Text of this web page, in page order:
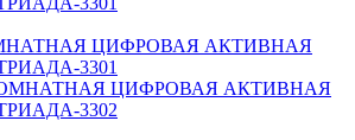
ЦИФРОВАЯ АКТИВНАЯ
3301